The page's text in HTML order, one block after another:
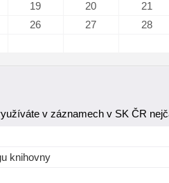
19 20
21
26 27
28
v záznamech v SK ČR
knihovny